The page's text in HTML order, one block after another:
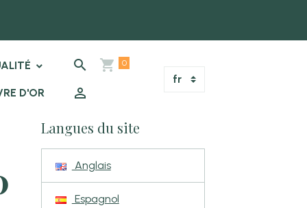
D'OR
0
Langues du site
Anglais
Espagnol